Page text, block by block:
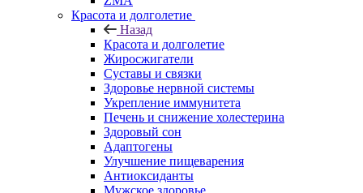
Красота и долголетие
Назад
Красота и долголетие
Жиросжигатели
Суставы и связки
Здоровье нервной системы
Укрепление иммунитета
Печень и снижение холестерина
Здоровый сон
Адаптогены
Улучшение пищеварения
Антиоксиданты
Мужское здоровье